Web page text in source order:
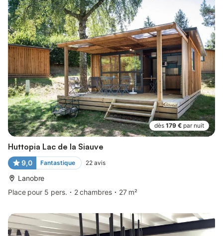
dès 179 € par nuit
Huttopia Lac de la Siauve
9,0 Fantastique 22 avis
Lanobre
Place pour 5 pers.
2 chambres 27 m²